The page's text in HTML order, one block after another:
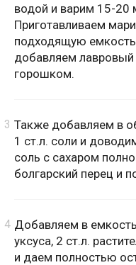
водой и варим 15-20
Приготавливаем
подходящую
добавляем лавровый
горошком.
Также добавляем в
1 ст.л. соли и
соль с сахаром
болгарский перец и
Добавляем в
уксуса, 2 ст.л.
и даем полностью